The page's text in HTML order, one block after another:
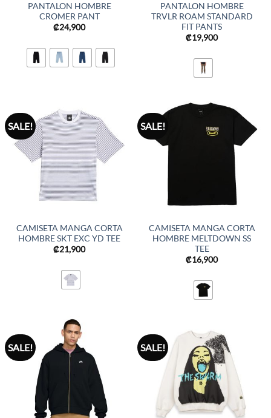
PANTALON HOMBRE
CROMER PANT
₡24,900
PANTALON HOMBRE
TRVLR ROAM STANDARD
FIT PANTS
₡19,900
SALE!
CAMISETA MANGA CORTA
HOMBRE SKT EXC YD TEE
₡21,900
SALE!
CAMISETA MANGA CORTA
HOMBRE MELTDOWN SS
TEE
₡16,900
SALE! SALE!